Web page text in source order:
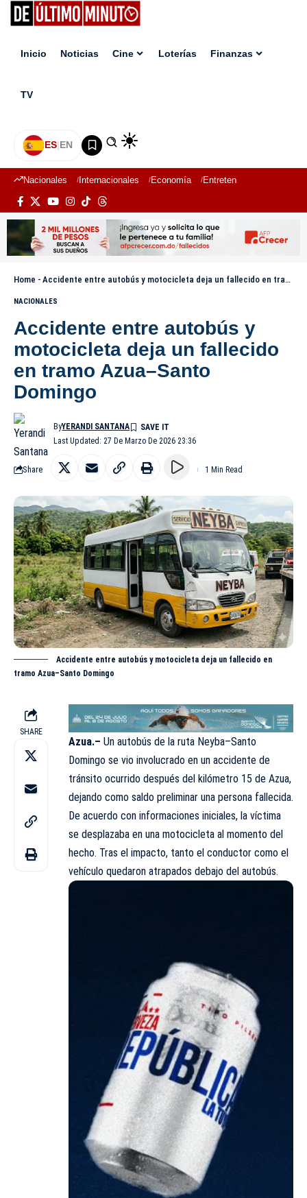
Inicio Noticias Cine Loterías Finanzas
TV
ES|EN
Nacionales Internacionales Economía Entretenimiento
Home - Accidente entre autobús y motocicleta deja un fallecido en tramo Azua–Santo Domingo
NACIONALES
Accidente entre autobús y
motocicleta deja un fallecido
en tramo Azua–Santo
Domingo
Last Updated: 27 De Marzo De 2026 23:36
ByYERANDI SANTANA
Share 1 Min Read
Accidente entre autobús y motocicleta deja un fallecido en
tramo Azua–Santo Domingo
SHARE
Azua.– Un autobús de la ruta Neyba–Santo
Domingo se vio involucrado en un accidente de
tránsito ocurrido después del kilómetro 15 de Azua,
dejando como saldo preliminar una persona fallecida.
De acuerdo con informaciones iniciales, la víctima
se desplazaba en una motocicleta al momento del
hecho. Tras el impacto, tanto el conductor como el
vehículo quedaron atrapados debajo del autobús.